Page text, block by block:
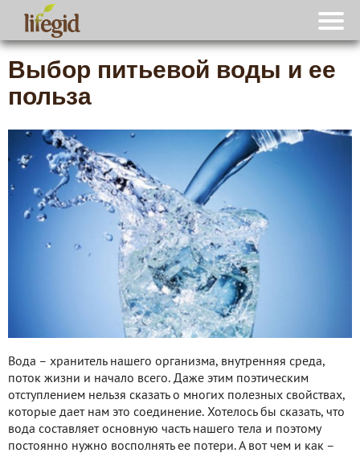
Выбор питьевой воды и ее
польза
Вода – хранитель нашего организма, внутренняя среда,
поток жизни и начало всего. Даже этим поэтическим
отступлением нельзя сказать о многих полезных свойствах,
которые дает нам это соединение. Хотелось бы сказать, что
вода составляет основную часть нашего тела и поэтому
постоянно нужно восполнять ее потери. А вот чем и как –